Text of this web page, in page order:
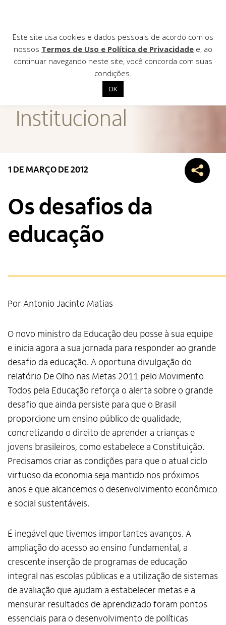
Institucional
Editais
Contato
Institucional
1 DE MARÇO DE 2012
Os desafios da
educação
Por Antonio Jacinto Matias
O novo ministro da Educação deu posse à sua equipe
e inicia agora a sua jornada para responder ao grande
desafio da educação. A oportuna divulgação do
relatório De Olho nas Metas 2011 pelo Movimento
Todos pela Educação reforça o alerta sobre o grande
desafio que ainda persiste para que o Brasil
proporcione um ensino público de qualidade,
concretizando o direito de aprender a crianças e
jovens brasileiros, como estabelece a Constituição.
Precisamos criar as condições para que o atual ciclo
virtuoso da economia seja mantido nos próximos
anos e que alcancemos o desenvolvimento econômico
e social sustentáveis.
É inegável que tivemos importantes avanços. A
ampliação do acesso ao ensino fundamental, a
crescente inserção de programas de educação
integral nas escolas públicas e a utilização de sistemas
de avaliação que ajudam a estabelecer metas e a
mensurar resultados de aprendizado foram pontos
essenciais para o desenvolvimento de políticas
Este site usa cookies e dados pessoais de acordo com os
nossos Termos de Uso e Política de Privacidade e, ao
continuar navegando neste site, você concorda com suas
condições.
OK